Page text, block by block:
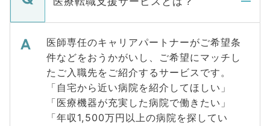
医師専任のキャリアパートナーがご希望条
件などをおうかがいし、ご希望にマッチし
たご入職先をご紹介するサービスです。
「自宅から近い病院を紹介してほしい」
「医療機器が充実した病院で働きたい」
「年収1,500万円以上の病院を探してい